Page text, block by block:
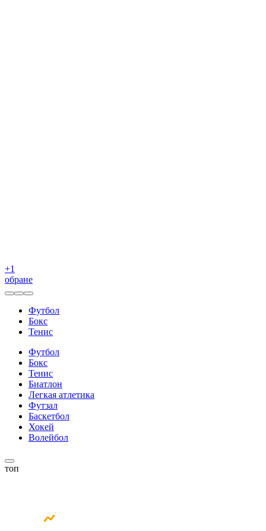
+1
обране
Футбол
Бокс
Тенис
Футбол
Бокс
Тенис
Биатлон
Легкая атлетика
Футзал
Баскетбол
Хокей
Волейбол
топ